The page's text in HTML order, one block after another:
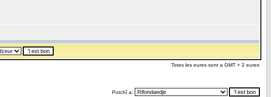
Totes les eures sont a GMT + 2 eures
Potchî a: